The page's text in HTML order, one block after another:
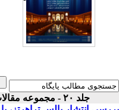
جلد ۲۰ - مجموعه مقالات پذیرفته و ارائه شده در بیستمین کنفرانس اپتیک و فوتونیک ایران